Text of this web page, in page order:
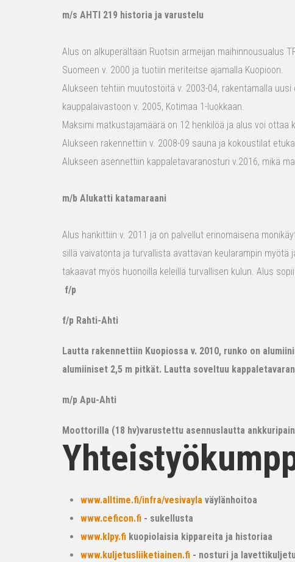
m/s AHTI 219 historia ja varustelu
Alus on alkuperältään Ruotsin armeijan maihinnousualus
Suomeen v. 2000 ja tuotiin meriteitse ajamalla Kuopioon.
Alukseen tehtiin muutostöitä v. 2003-04, rakentamalla
kauppalaivastoon v. 2005, Kotimaa 1-luokkaan.
Maksimi matkustajamäärä on 12 henkilöä ja alus voi ottaa
Alukseen rakennettiin v. 2008-09 sauna ja kokoustilat
Alukseen asennettiin kappaletavaranosturi v.2016, mikä
m/b Alukatti katamaraani
Alus hankittiin v. 2011 ja on palvellut erinomaisena
sillä vaivatonta ja turvallista avattavan keularampin
takaavat myös huonoilla keleillä turvallisen kulun. Alus
f/p
f/p Rahti-Ahti
Lautta rakennettiin Kuopiossa v. 2010, runko on
alumiiniset 2,5 m pitkät. Lautta soveltuu
m/p Apu-Ahti
Moottorilla (18 hv)varustettu asennuslautta
www.alltime.fi/infra/vesivayla väylänhoitoa
www.ceficon.fi - sukellusta
www.klpy.fi kuopiolaisia kippareita ja historiaa
www.kuljetusliiketiainen.fi - nosturi ja